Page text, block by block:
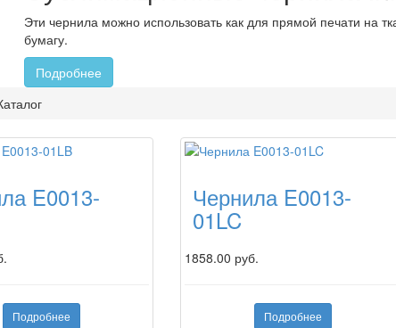
Эти чернила можно использовать как для прямой печати на
бумагу.
Подробнее
E0013-
Подробнее
Чернила E0013-
01LC
1858.00 руб.
Подробнее